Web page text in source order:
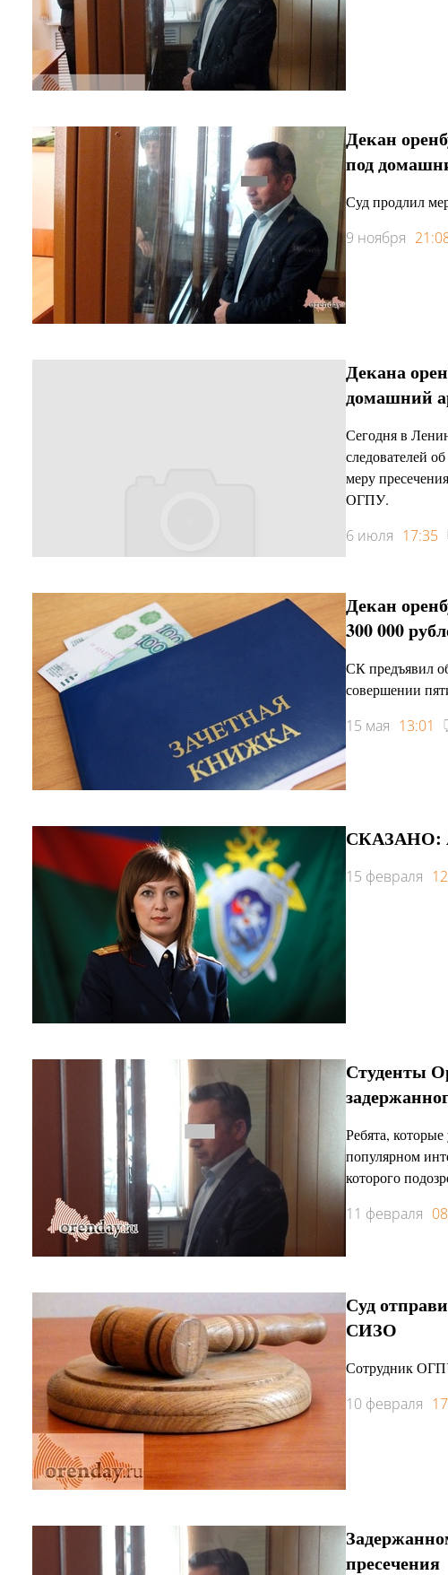
Декан
под
Суд продлил
9 ноября
Декана
домашний
Сегодня в
следователей
меру
ОГПУ.
6 июля 17:35
Декан
300 000
СК предъявил
совершении
15 мая 13:01
СКАЗАНО:
15 февраля
Студенты
Ребята,
популярном
которого
11 февраля
Суд
СИЗО
Сотрудник
10 февраля
пресечения